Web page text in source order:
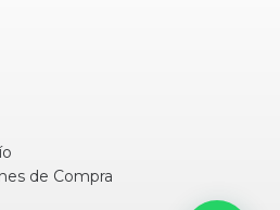
de Compra